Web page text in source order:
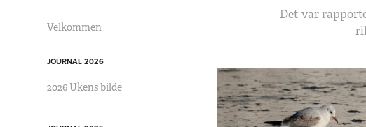
Velkommen
JOURNAL 2026
2026 Ukens bilde
Det var